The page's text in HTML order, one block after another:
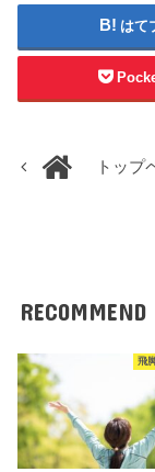
はて
トップ
RECOMMEND
飛